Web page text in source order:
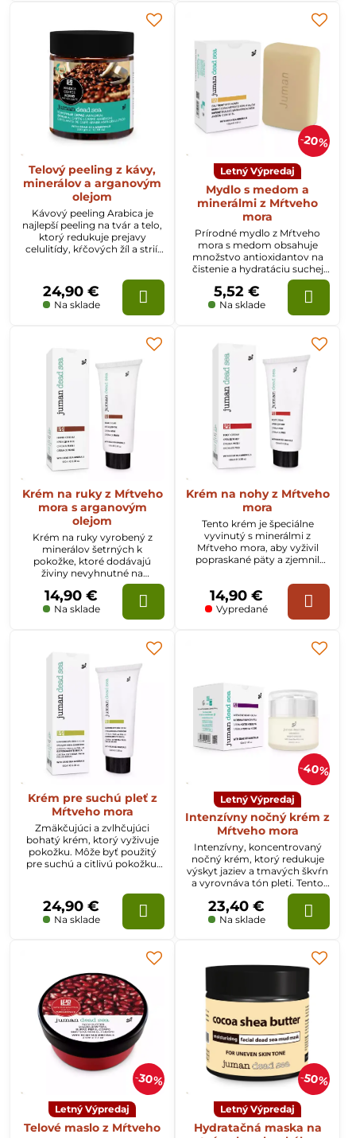
Telový peeling z kávy,
minerálov a arganovým
olejom
Kávový peeling Arabica je
najlepší peeling na tvár a telo,
ktorý redukuje prejavy
celulitídy, kŕčových žíl a strií.
stimulovať prietok krvi,
exfoliovať a hydratovať
pokožku – a to všetko naraz.
Na sklade
24,90 €
20%
Letný Výpredaj
Mydlo s medom a
minerálmi z Mŕtveho
mora
Prírodné mydlo z Mŕtveho
mora s medom obsahuje
množstvo antioxidantov na
čistenie a hydratáciu suchej
pokožky. Mydlo tiež exfoliuje a
odstraňuje poškodenú
pokožku a pridaný med
vyživuje pokožku.
Na sklade
5,52 €
Krém na ruky z Mŕtveho
mora s arganovým
olejom
Krém na ruky vyrobený z
minerálov šetrných k
pokožke, ktoré dodávajú
živiny nevyhnutné na
udržanie zdravej, hydratovanej
a pružnej pokožky.
Kombinácia minerálov a
prírodných olejov.
Na sklade
14,90 €
Krém na nohy z Mŕtveho
mora
Tento krém je špeciálne
vyvinutý s minerálmi z
Mŕtveho mora, aby vyživil
popraskané päty a zjemnil
krému mu umožňuje
preniknúť do suchej pokožky
a dovoľuje minerálom z
Mŕtveho mora účinne pôsobiť
Vypredané
14,90 €
Krém pre suchú pleť z
Mŕtveho mora
Zmäkčujúci a zvlhčujúci
bohatý krém, ktorý vyživuje
pokožku. Môže byť použitý
pre suchú a citlivú pokožku.
vody z pokožky.
Na sklade
24,90 €
40%
Letný Výpredaj
Intenzívny nočný krém z
Mŕtveho mora
Intenzívny, koncentrovaný
nočný krém, ktorý redukuje
výskyt jaziev a tmavých škvŕn
a vyrovnáva tón pleti. Tento
intenzívny nočný krém s
minerálmi z Mŕtveho mora
hydratuje vašu pokožku.
Na sklade
23,40 €
30%
Letný Výpredaj
Telové maslo z Mŕtveho
50%
Letný Výpredaj
Hydratačná maska na